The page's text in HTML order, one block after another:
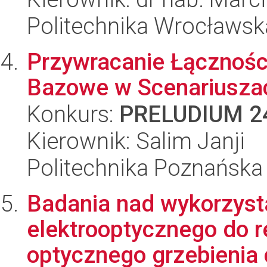
Politechnika
Przywracanie
Bazowe w
Konkurs: PRELUDIUM
Kierownik: Salim Janji
Politechnika Poznańska
Badania nad
elektrooptycznego do
optycznego